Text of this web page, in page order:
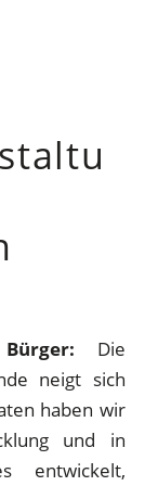
Die
neigt sich
haben wir
und in
entwickelt,